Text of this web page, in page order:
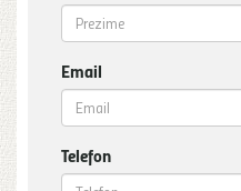
Email
Telefon